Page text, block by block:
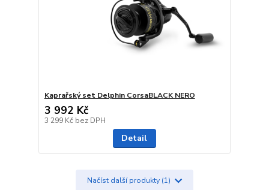
Kaprařský set Delphin CorsaBLACK NERO
3 992 Kč
3 299 Kč bez DPH
Detail
Načíst další produkty (1)